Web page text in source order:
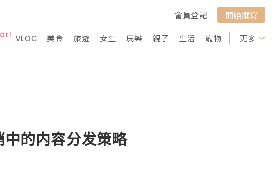
會員登記
開始撰寫
VLOG 美食 旅遊 女生 玩樂 親子 生活 寵物 行山 打卡
更多
的内容分发策略